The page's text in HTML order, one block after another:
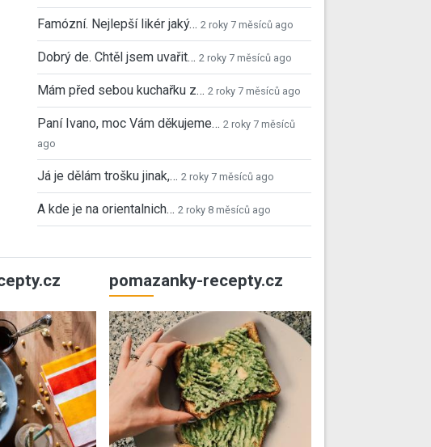
Famózní. Nejlepší likér jaký… 2 roky 7 měsíců ago
Dobrý de. Chtěl jsem uvařit… 2 roky 7 měsíců ago
Mám před sebou kuchařku z… 2 roky 7 měsíců ago
Paní Ivano, moc Vám děkujeme… 2 roky 7 měsíců
ago
Já je dělám trošku jinak,… 2 roky 7 měsíců ago
A kde je na orientalnich… 2 roky 8 měsíců ago
pomazanky-recepty.cz